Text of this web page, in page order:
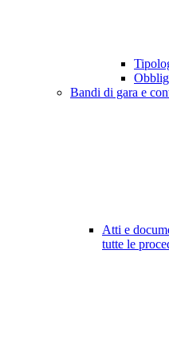
Bandi di gara e
Atti e
tutte le